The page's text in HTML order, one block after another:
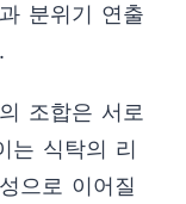
분위기 연출
조합은 서로
는 식탁의 리
으로 이어질